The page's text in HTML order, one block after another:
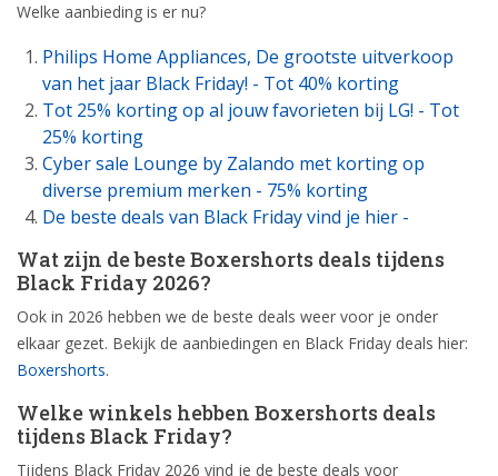
Welke aanbieding is er nu?
Philips Home Appliances, De grootste uitverkoop
van het jaar Black Friday! - Tot 40% korting
Tot 25% korting op al jouw favorieten bij LG! - Tot
25% korting
Cyber sale Lounge by Zalando met korting op
diverse premium merken - 75% korting
De beste deals van Black Friday vind je hier -
Wat zijn de beste Boxershorts deals tijdens
Black Friday 2026?
Ook in 2026 hebben we de beste deals weer voor je onder
elkaar gezet. Bekijk de aanbiedingen en Black Friday deals hier:
Boxershorts.
Welke winkels hebben Boxershorts deals
tijdens Black Friday?
Tijdens Black Friday 2026 vind je de beste deals voor